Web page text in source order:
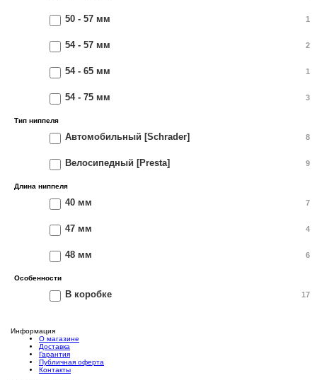
50 - 57 мм 1
54 - 57 мм 2
54 - 65 мм 1
54 - 75 мм 3
Тип ниппеля
Автомобильный [Schrader] 8
Велосипедный [Presta] 9
Длина ниппеля
40 мм 7
47 мм 4
48 мм 6
Особенности
В коробке 17
Информация
О магазине
Доставка
Гарантия
Публичная оферта
Контакты